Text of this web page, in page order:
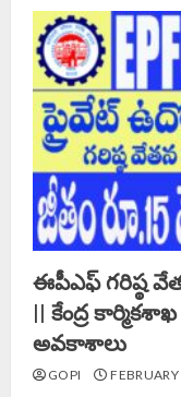
ఈపీఎఫ్‌ గరిష్ఠ
|| కేంద్ర
అవకాశాలు
GOPI